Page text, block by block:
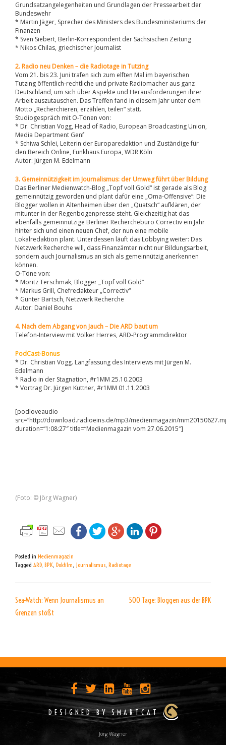
Grundsatzangelegenheiten und Grundlagen der Pressearbeit der
Bundeswehr
* Martin Jäger, Sprecher des Ministers des Bundesministeriums der
Finanzen
* Sven Siebert, Berlin-Korrespondent der Sächsischen Zeitung
* Nikos Chilas, griechischer Journalist
2. Radio neu Denken – die Radiotage in Tutzing
Vom 21. bis 23. Juni trafen sich zum elften Mal im bayerischen
Tutzing öffentlich-rechtliche und private Radiomacher aus ganz
Deutschland, um sich über Aspekte und Herausforderungen ihrer
Arbeit auszutauschen. Das Treffen fand in diesem Jahr unter dem
Motto „Recherchieren, erzählen, teilen“ statt.
Studiogespräch mit O-Tönen von:
* Dr. Christian Vogg, Head of Radio, European Broadcasting Union,
Media Department Genf
* Schiwa Schlei, Leiterin der Europaredaktion und Zuständige für
den Bereich Online, Funkhaus Europa, WDR Köln
Autor: Jürgen M. Edelmann
3. Gemeinnützigkeit im Journalismus: der Umweg führt über Bildung
Das Berliner Medienwatch-Blog „Topf voll Gold“ ist gerade als Blog
gemeinnützig geworden und plant dafür eine „Oma-Offensive“: Die
Blogger wollen in Altenheimen über den „Quatsch“ aufklären, der
mitunter in der Regenbogenpresse steht. Gleichzeitig hat das
ebenfalls gemeinnützige Berliner Recherchebüro Correctiv ein Jahr
hinter sich und einen neuen Chef, der nun eine mobile
Lokalredaktion plant. Unterdessen läuft das Lobbying weiter: Das
Netzwerk Recherche will, dass Finanzämter nicht nur Bildungsarbeit,
sondern auch Journalismus an sich als gemeinnützig anerkennen
können.
O-Töne von:
* Moritz Terschmak, Blogger „Topf voll Gold“
* Markus Grill, Chefredakteur „Correctiv“
* Günter Bartsch, Netzwerk Recherche
Autor: Daniel Bouhs
4. Nach dem Abgang von Jauch – Die ARD baut um
Telefon-Interview mit Volker Herres, ARD-Programmdirektor
PodCast-Bonus
* Dr. Christian Vogg. Langfassung des Interviews mit Jürgen M.
Edelmann
* Radio in der Stagnation, #r1MM 25.10.2003
* Vortrag Dr. Jürgen Kuttner, #r1MM 01.11.2003
[podloveaudio
src=“http://download.radioeins.de/mp3/medienmagazin/
duration=“1:08:27″ title=“Medienmagazin vom 27.06.2015″]
(Foto: © Jörg Wagner)
Posted in Medienmagazin
Tagged ARD, BPK Dokfilm Journalismus Radiotage
Sea-Watch: Wenn Journalismus an
Grenzen stößt
500 Tage: Bloggen aus der BPK
DESIGNED BY SMARTCAT
Jörg Wagner